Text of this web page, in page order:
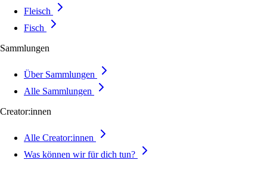
Fleisch
Fisch
Sammlungen
Über Sammlungen
Alle Sammlungen
Creator:innen
Alle Creator:innen
Was können wir für dich tun?